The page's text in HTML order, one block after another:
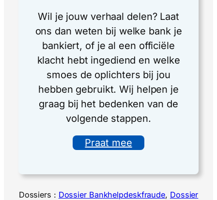
Wil je jouw verhaal delen? Laat
ons dan weten bij welke bank je
bankiert, of je al een officiële
klacht hebt ingediend en welke
smoes de oplichters bij jou
hebben gebruikt. Wij helpen je
graag bij het bedenken van de
volgende stappen.
Praat mee
Dossiers : Dossier Bankhelpdeskfraude, Dossier